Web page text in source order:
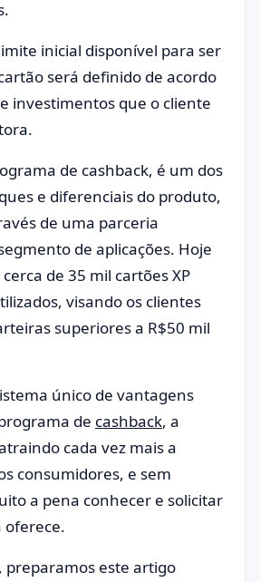
inicial disponível para ser
será definido de acordo
investimentos que o cliente
de cashback, é um dos
e diferenciais do produto,
de uma parceria
de aplicações. Hoje
de 35 mil cartões XP
visando os clientes
superiores a R$50 mil
único de vantagens
de cashback, a
cada vez mais a
consumidores, e sem
a pena conhecer e solicitar
oferece.
preparamos este artigo